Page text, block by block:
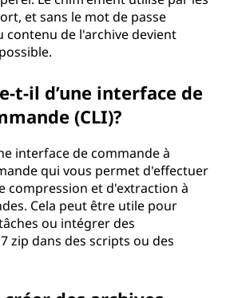
et sans le mot de passe
contenu de l'archive devient
t-il d’une interface de
(CLI)?
interface de commande à
qui vous permet d'effectuer
compression et d'extraction à
Cela peut être utile pour
ou intégrer des
zip dans des scripts ou des